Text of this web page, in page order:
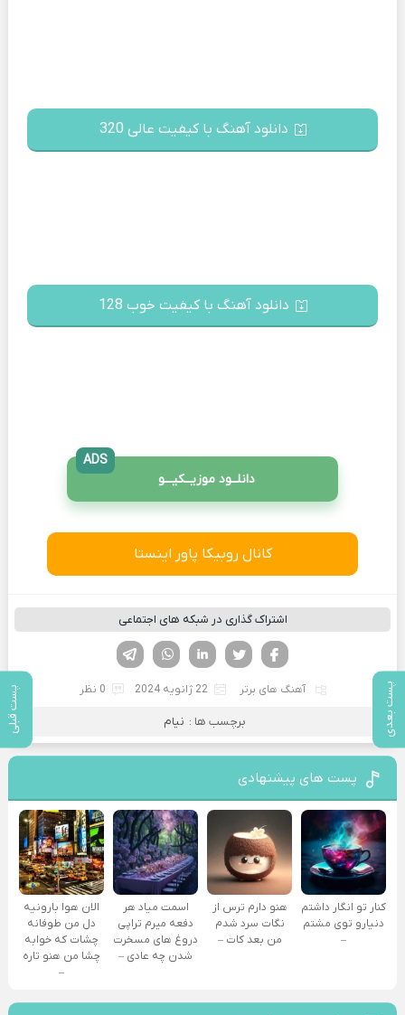
پست بعدی پست قبلی
دانلود آهنگ با کیفیت عالی 320
دانلود آهنگ با کیفیت خوب 128
دانلــود موزیــکیـــو
ADS
کانال روبیکا پاور اینستا
اشتراک گذاری در شبکه های اجتماعی
لینکدین تویتر
فیسوک
آهنگ های برتر 22 ژانویه 2024 0 نظر
برچسب ها : نیام
پست های پیشنهادی
کنار تو انگار داشتم
دنیارو توی مشتم
–
هنو دارم ترس از
نگات سرد شدم
من بعد کات –
اسمت میاد هر
دفعه میرم تراپی
دروغ‌ های مسخرت
شدن چه عادی –
الان هوا بارونیه
دل من طوفانه
چشات که خوابه
چشا من هنو تاره
–